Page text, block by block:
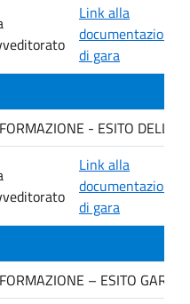
Link alla
documentazione
di gara
- ESITO
Link alla
documentazione
di gara
– ESITO